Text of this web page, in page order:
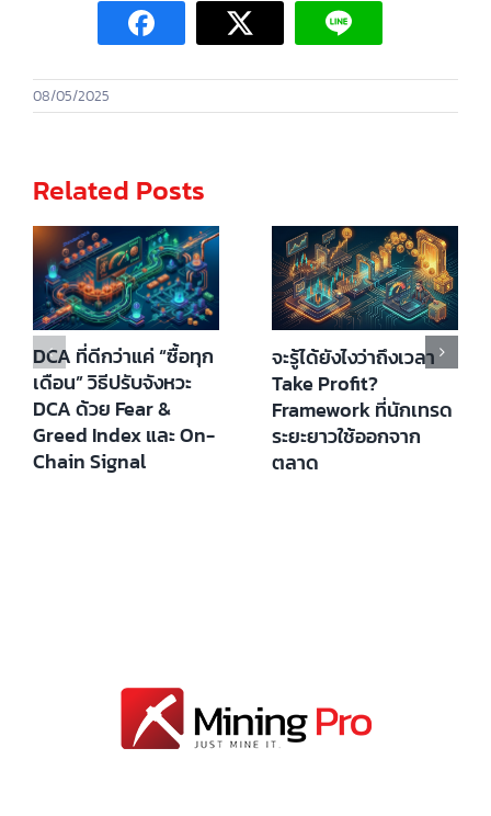
08/05/2025
Related Posts
DCA ที่ดีกว่าแค่ “ซื้อทุก
เดือน” วิธีปรับจังหวะ
DCA ด้วย Fear &
Greed Index และ On-
Chain Signal
จะรู้ได้ยังไงว่าถึงเวลา
Take Profit?
Framework ที่นักเทรด
ระยะยาวใช้ออกจาก
ตลาด